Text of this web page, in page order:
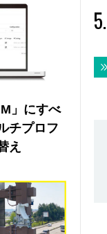
」にすべ
チプロフ
え